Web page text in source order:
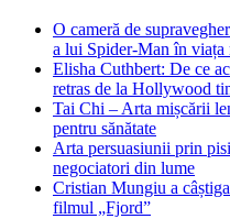
O cameră de
a lui Spider-Man în viața
Elisha Cuthbert: De ce
retras de la Hollywood
Tai Chi – Arta mișcării
pentru sănătate
Arta persuasiunii prin
negociatori din lume
Cristian Mungiu a
filmul „Fjord”